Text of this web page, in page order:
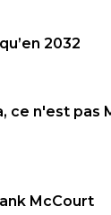
2032
ce n'est pas
McCourt